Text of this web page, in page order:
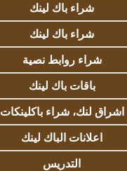
شراء باك لينك
شراء باك لينك
شراء روابط نصية
باقات باك لينك
اشراق لنك، شراء باكلينكات
اعلانات الباك لينك
التدريس